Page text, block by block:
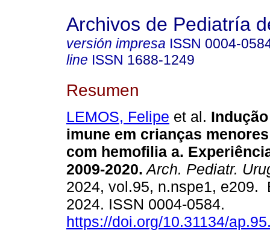
Archivos de Pediatría
versión impresa ISSN 0004-
line ISSN 1688-1249
Resumen
LEMOS, Felipe et al.
imune em crianças
com hemofilia a.
2009-2020. Arch. Pediatr.
2024, vol.95, n.nspe1, e209.
2024. ISSN 0004-0584.
https://doi.org/10.31134/